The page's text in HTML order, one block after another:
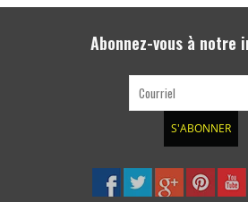
Abonnez-vous à notre
S'ABONNER